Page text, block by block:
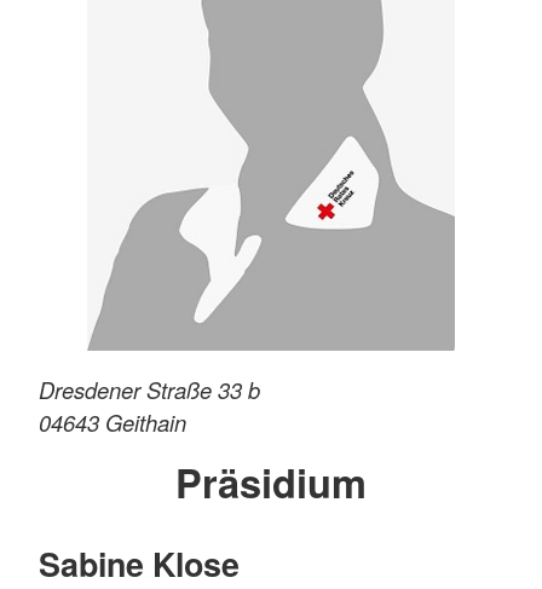
Dresdener Straße 33 b
04643 Geithain
Präsidium
Sabine Klose